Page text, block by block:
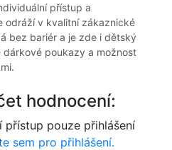
přístup a
odráží v kvalitní zákaznické
bez bariér a je zde i dětský
poukazy a možnost
hodnocení:
přístup pouze přihlášení
sem pro přihlášení.